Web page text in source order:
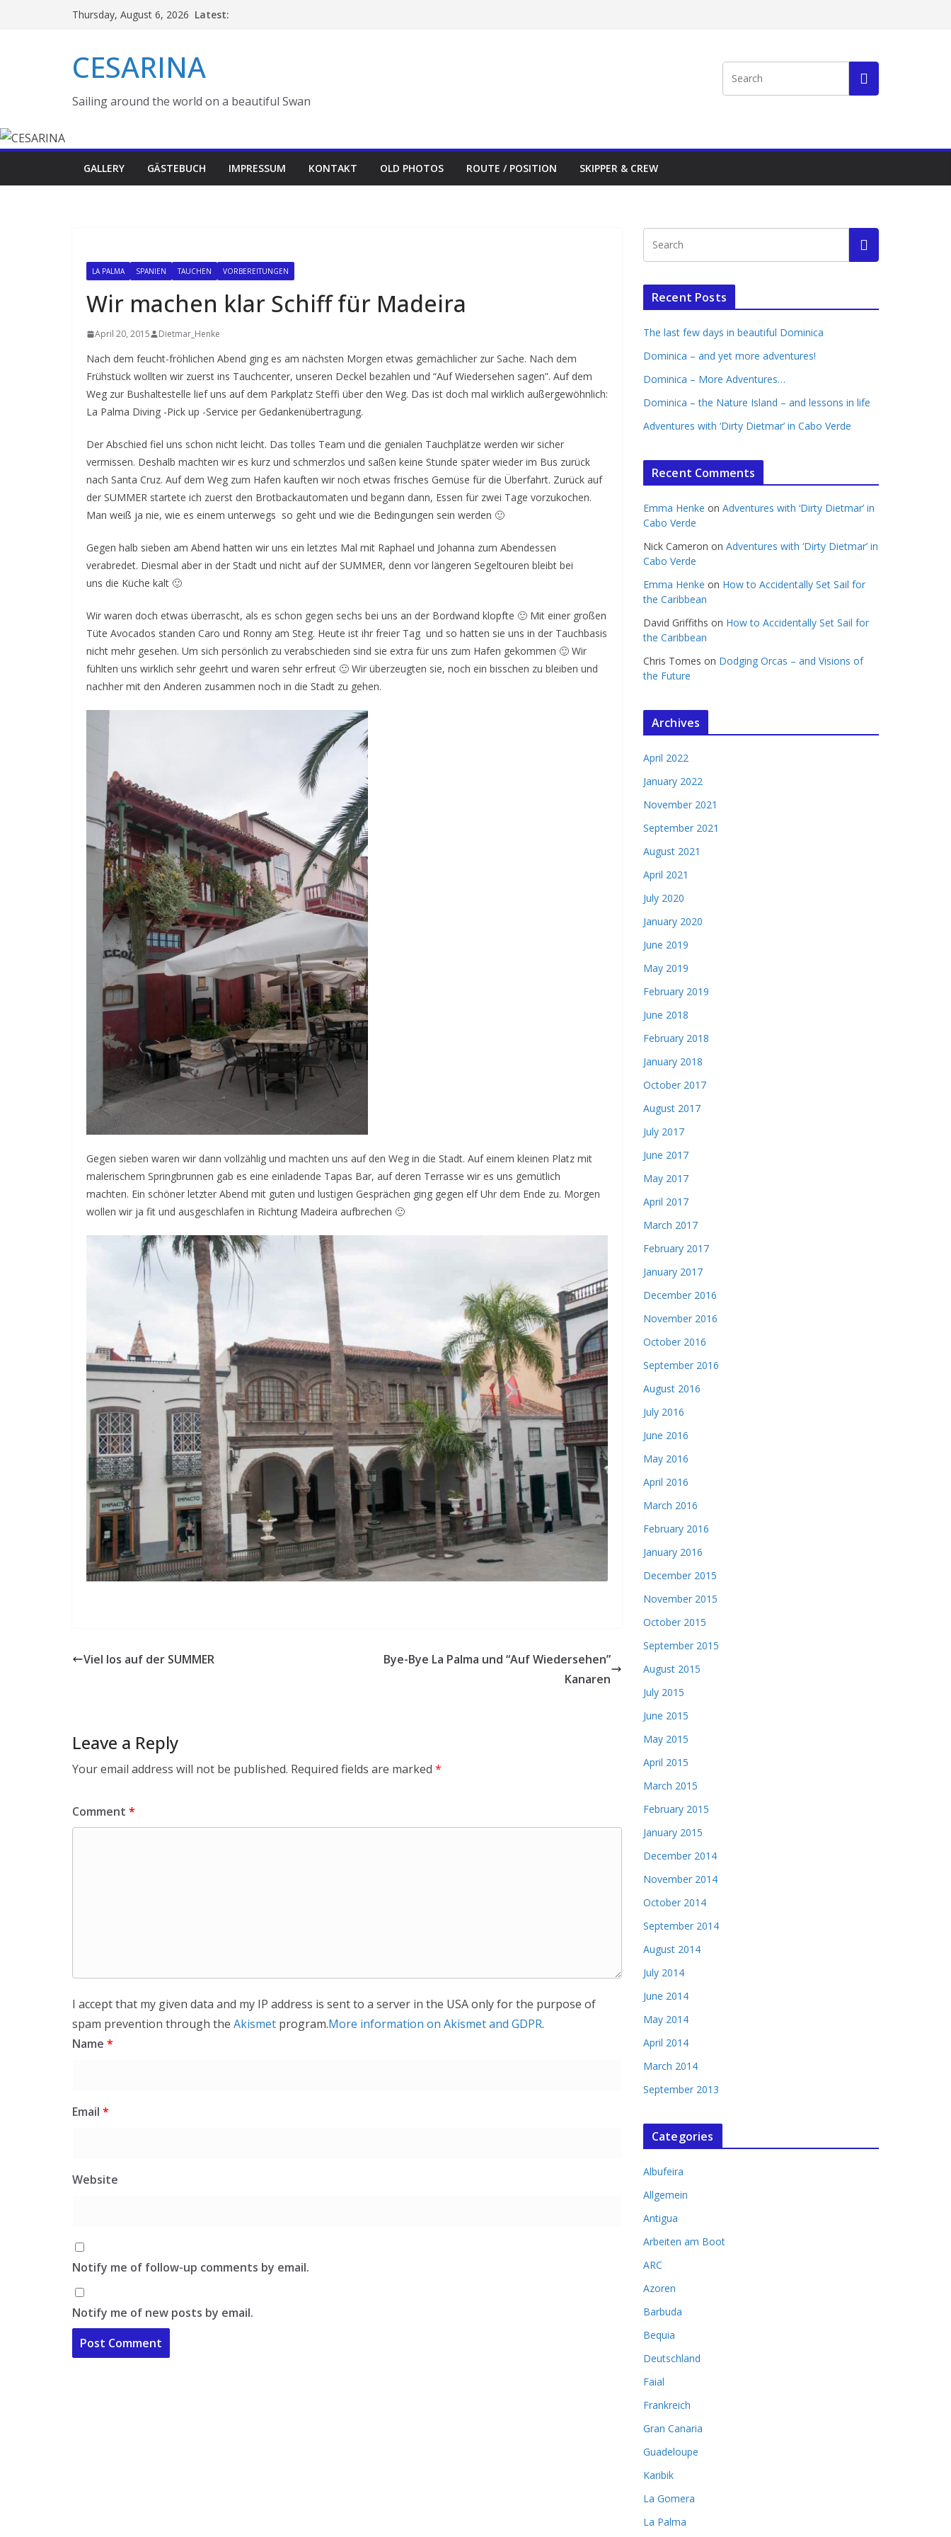
Thursday, August 6, 2026 Latest:
CESARINA
Sailing around the world on a beautiful Swan
GALLERY GÄSTEBUCH IMPRESSUM KONTAKT OLD PHOTOS ROUTE / POSITION SKIPPER & CREW
LA PALMA SPANIEN TAUCHEN VORBEREITUNGEN
Wir machen klar Schiff für Madeira
April 20, 2015 Dietmar_Henke
Nach dem feucht-fröhlichen Abend ging es am nächsten Morgen etwas gemächlicher zur Sache. Nach dem
Frühstück wollten wir zuerst ins Tauchcenter, unseren Deckel bezahlen und “Auf Wiedersehen sagen”. Auf dem
Weg zur Bushaltestelle lief uns auf dem Parkplatz Steffi über den Weg. Das ist doch mal wirklich außergewöhnlich:
La Palma Diving -Pick up -Service per Gedankenübertragung.
Der Abschied fiel uns schon nicht leicht. Das tolles Team und die genialen Tauchplätze werden wir sicher
vermissen. Deshalb machten wir es kurz und schmerzlos und saßen keine Stunde später wieder im Bus zurück
nach Santa Cruz. Auf dem Weg zum Hafen kauften wir noch etwas frisches Gemüse für die Überfahrt. Zurück auf
der SUMMER startete ich zuerst den Brotbackautomaten und begann dann, Essen für zwei Tage vorzukochen.
Man weiß ja nie, wie es einem unterwegs so geht und wie die Bedingungen sein werden 🙂
Gegen halb sieben am Abend hatten wir uns ein letztes Mal mit Raphael und Johanna zum Abendessen
verabredet. Diesmal aber in der Stadt und nicht auf der SUMMER, denn vor längeren Segeltouren bleibt bei
uns die Küche kalt 🙂
Wir waren doch etwas überrascht, als es schon gegen sechs bei uns an der Bordwand klopfte 🙂 Mit einer großen
Tüte Avocados standen Caro und Ronny am Steg. Heute ist ihr freier Tag und so hatten sie uns in der Tauchbasis
nicht mehr gesehen. Um sich persönlich zu verabschieden sind sie extra für uns zum Hafen gekommen 🙂 Wir
fühlten uns wirklich sehr geehrt und waren sehr erfreut 🙂 Wir überzeugten sie, noch ein bisschen zu bleiben und
nachher mit den Anderen zusammen noch in die Stadt zu gehen.
Gegen sieben waren wir dann vollzählig und machten uns auf den Weg in die Stadt. Auf einem kleinen Platz mit
malerischem Springbrunnen gab es eine einladende Tapas Bar, auf deren Terrasse wir es uns gemütlich
machten. Ein schöner letzter Abend mit guten und lustigen Gesprächen ging gegen elf Uhr dem Ende zu. Morgen
wollen wir ja fit und ausgeschlafen in Richtung Madeira aufbrechen 🙂
Viel los auf der SUMMER
Bye-Bye La Palma und “Auf Wiedersehen”
Kanaren
Leave a Reply
Your email address will not be published. Required fields are marked *
Comment *
I accept that my given data and my IP address is sent to a server in the USA only for the purpose of
spam prevention through the Akismet program.More information on Akismet and GDPR.
Name *
Email *
Website
Notify me of follow-up comments by email.
Notify me of new posts by email.
Recent Posts
The last few days in beautiful Dominica
Dominica – and yet more adventures!
Dominica – More Adventures…
Dominica – the Nature Island – and lessons in life
Adventures with ‘Dirty Dietmar’ in Cabo Verde
Recent Comments
Emma Henke on Adventures with ‘Dirty Dietmar’ in
Cabo Verde
Nick Cameron on Adventures with ‘Dirty Dietmar’ in
Cabo Verde
Emma Henke on How to Accidentally Set Sail for
the Caribbean
David Griffiths on How to Accidentally Set Sail for
the Caribbean
Chris Tomes on Dodging Orcas – and Visions of
the Future
Archives
April 2022
January 2022
November 2021
September 2021
August 2021
April 2021
July 2020
January 2020
June 2019
May 2019
February 2019
June 2018
February 2018
January 2018
October 2017
August 2017
July 2017
June 2017
May 2017
April 2017
March 2017
February 2017
January 2017
December 2016
November 2016
October 2016
September 2016
August 2016
July 2016
June 2016
May 2016
April 2016
March 2016
February 2016
January 2016
December 2015
November 2015
October 2015
September 2015
August 2015
July 2015
June 2015
May 2015
April 2015
March 2015
February 2015
January 2015
December 2014
November 2014
October 2014
September 2014
August 2014
July 2014
June 2014
May 2014
April 2014
March 2014
September 2013
Categories
Albufeira
Allgemein
Antigua
Arbeiten am Boot
ARC
Azoren
Barbuda
Bequia
Deutschland
Faial
Frankreich
Gran Canaria
Guadeloupe
Karibik
La Gomera
La Palma